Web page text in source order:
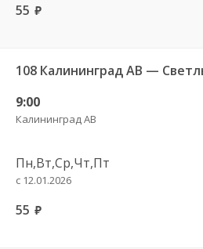
55 руб.
108 Калининград АВ —
9:00
Калининград АВ
Пн,Вт,Ср,Чт,Пт
с 12.01.2026
55 руб.